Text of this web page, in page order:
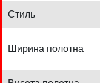
Стиль
Ширина полотна